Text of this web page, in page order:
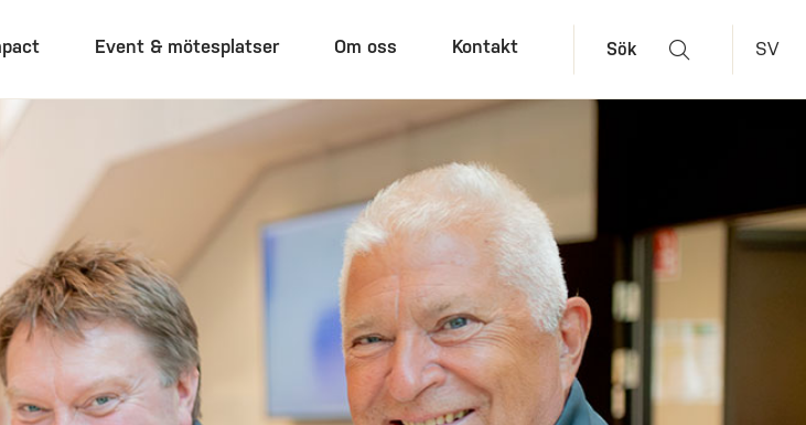
Event & mötesplatser Om oss Kontakt Sök SV